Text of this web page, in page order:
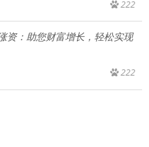
222
资：助您财富增长，轻松实现
222